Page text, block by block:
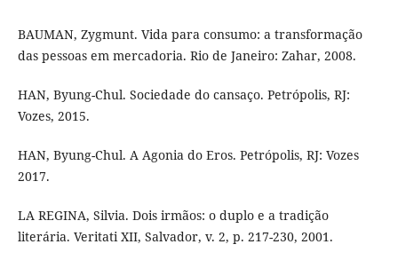
BAUMAN, Zygmunt. Vida para consumo: a transformação
das pessoas em mercadoria. Rio de Janeiro: Zahar, 2008.
HAN, Byung-Chul. Sociedade do cansaço. Petrópolis, RJ:
Vozes, 2015.
HAN, Byung-Chul. A Agonia do Eros. Petrópolis, RJ: Vozes
2017.
LA REGINA, Silvia. Dois irmãos: o duplo e a tradição
literária. Veritati XII, Salvador, v. 2, p. 217-230, 2001.